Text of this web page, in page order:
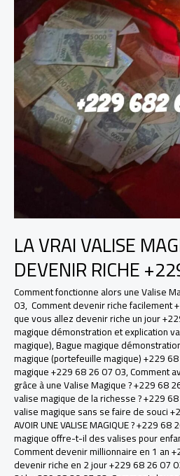
LA VRAI VALISE
DEVENIR RICHE
Comment fonctionne alors une Valise
03, Comment devenir riche facilement
que vous allez devenir riche un jour
magique démonstration et explication
magique),Bague magique
magique (portefeuille magique) +229
magique +229 68 26 07 03,Comment
grâce à une Valise Magique ? +229 68
valise magique de la richesse ? +229
valise magique sans se faire de souci
AVOIR UNE VALISE MAGIQUE ? +229 68
magique offre-t-il des valises pour
Comment devenir millionnaire en 1 an
devenir riche en 2 jour +229 68 26 07